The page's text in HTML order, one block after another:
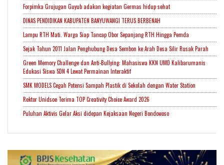
Forpimka Grujugan Guyub adakan kegiatan Germas hidup sehat
DINAS PENDIDIKAN KABUPATEN BANYUWANGI TERUS BERBENAH
Lampu RTH Mati. Warga Siap Tancap Obor Sepanjang RTH Hingga Pemda
Sejak Tahun 2011 Jalan Penghubung Desa Sembon ke Arah Desa Silir Rusak Parah
Green Memory Challenge dan Anti-Bullying: Mahasiswa KKN UMD Kalibarumanis
Edukasi Siswa SDN 4 Lewat Permainan Interaktif
SMK MODELS Cegah Potensi Sampah Plastik di Sekolah dengan Water Station
Rektor Unidsoe Terima TOP Creativity Choice Award 2026
Puluhan Aktivis Gelar Aksi didepan Kejaksaan Negeri Bondowoso